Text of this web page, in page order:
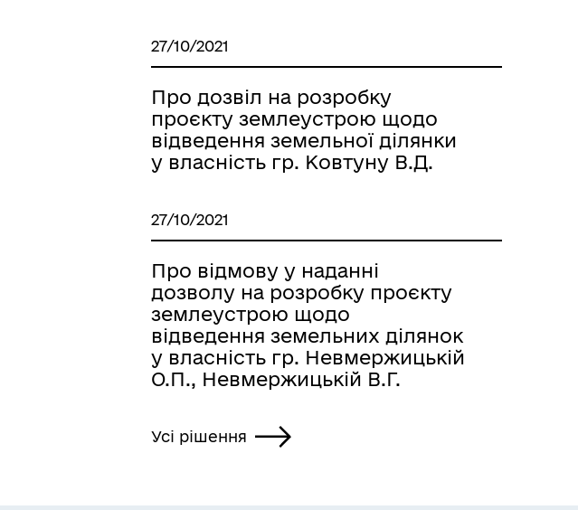
27/10/2021
Про дозвіл на розробку
проєкту землеустрою щодо
відведення земельної ділянки
у власність гр. Ковтуну В.Д.
27/10/2021
Про відмову у наданні
дозволу на розробку проєкту
землеустрою щодо
відведення земельних ділянок
у власність гр. Невмержицькій
О.П., Невмержицькій В.Г.
Усі рішення